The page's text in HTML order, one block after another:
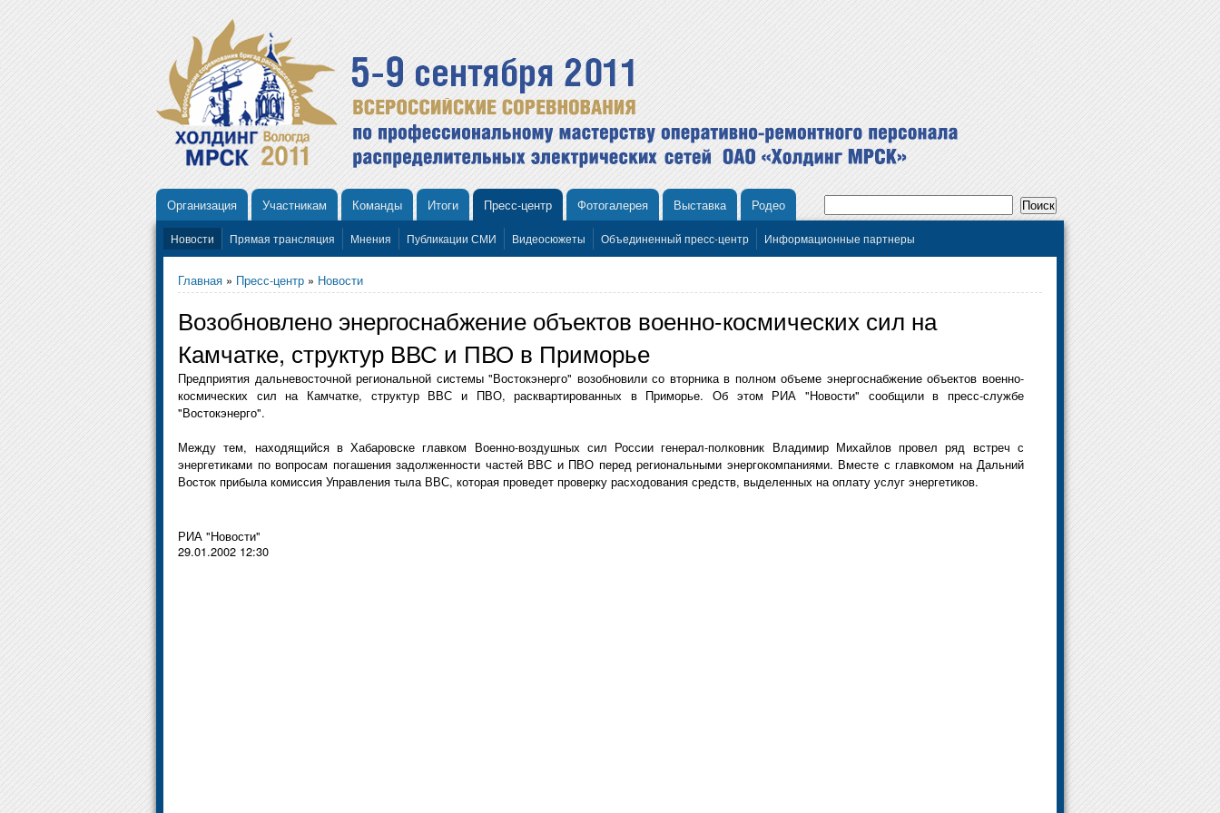
Организация Участникам Команды Итоги Пресс-центр Фотогалерея Выставка Родео
Новости Прямая трансляция Мнения Публикации СМИ Видеосюжеты Объединенный пресс-центр Информационные партнеры
Главная » Пресс-центр » Новости
Возобновлено энергоснабжение объектов военно-космических сил на
Камчатке, структур ВВС и ПВО в Приморье
Предприятия дальневосточной региональной системы "Востокэнерго" возобновили со вторника в полном объеме энергоснабжение объектов военно-
космических сил на Камчатке, структур ВВС и ПВО, расквартированных в Приморье. Об этом РИА "Новости" сообщили в пресс-службе
"Востокэнерго".
Между тем, находящийся в Хабаровске главком Военно-воздушных сил России генерал-полковник Владимир Михайлов провел ряд встреч с
энергетиками по вопросам погашения задолженности частей ВВС и ПВО перед региональными энергокомпаниями. Вместе с главкомом на Дальний
Восток прибыла комиссия Управления тыла ВВС, которая проведет проверку расходования средств, выделенных на оплату услуг энергетиков.
РИА "Новости"
29.01.2002 12:30